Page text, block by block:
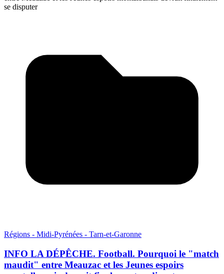
Régions - Midi-Pyrénées - Tarn-et-Garonne
INFO LA DÉPÊCHE. Football. Pourquoi le "match
maudit" entre Meauzac et les Jeunes espoirs